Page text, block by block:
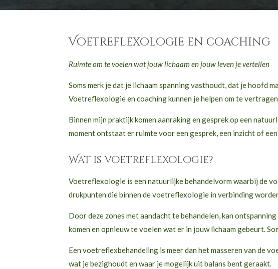
Voetreflexologie en coaching
Ruimte om te voelen wat jouw lichaam en jouw leven je vertellen
Soms merk je dat je lichaam spanning vasthoudt, dat je hoofd
Voetreflexologie en coaching kunnen je helpen om te
Binnen mijn praktijk komen aanraking en gesprek op een
moment ontstaat er ruimte voor een gesprek, een inzicht of
Wat is voetreflexologie?
Voetreflexologie is een natuurlijke behandelvorm waarbij de
drukpunten die binnen de voetreflexologie in verbinding
Door deze zones met aandacht te behandelen, kan
komen en opnieuw te voelen wat er in jouw lichaam gebeurt.
Een voetreflexbehandeling is meer dan het masseren van de
wat je bezighoudt en waar je mogelijk uit balans bent geraakt.